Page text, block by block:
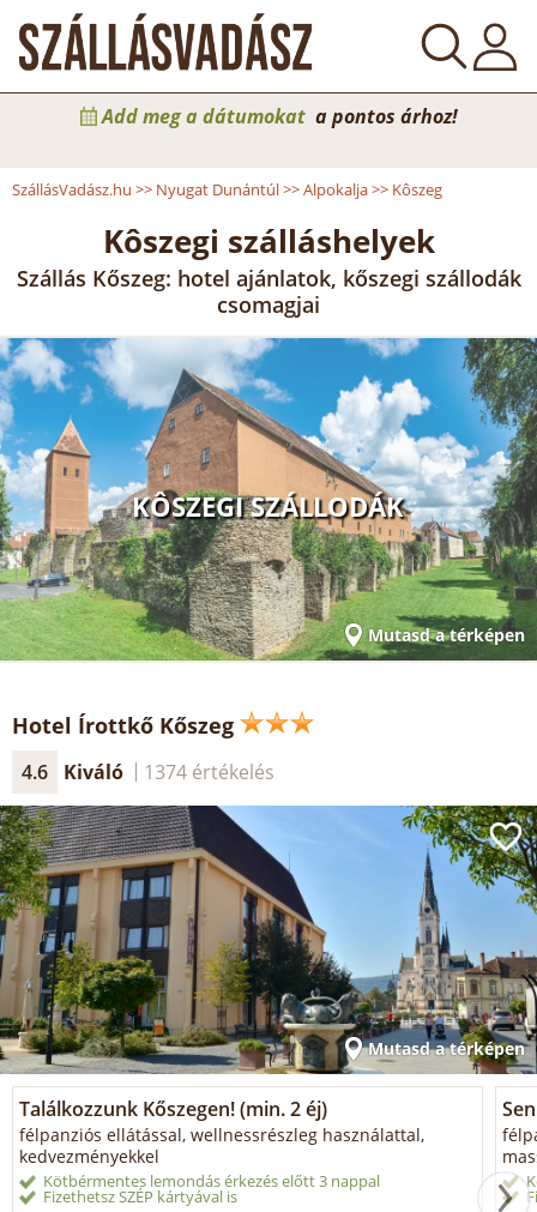
Add meg a dátumokat a pontos árhoz!
SzállásVadász.hu >> Nyugat Dunántúl>>Alpokalja>> Kôszeg
Kôszegi szálláshelyek
Szállás Kőszeg: hotel ajánlatok, kőszegi szállodák
csomagjai
KÔSZEGI SZÁLLODÁK
Mutasd a térképen
Hotel Írottkő Kőszeg
4.6 Kiváló 1374 értékelés
Mutasd a térképen
Találkozzunk Kőszegen! (min. 2 éj)
félpanziós ellátással, wellnessrészleg használattal,
kedvezményekkel
Kötbérmentes lemondás érkezés előtt 3 nappal
Fizethetsz SZÉP kártyával is